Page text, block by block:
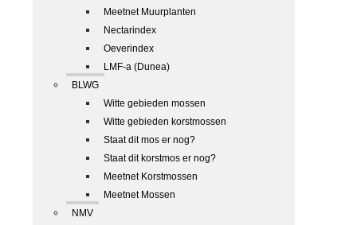
Meetnet Muurplanten
Nectarindex
Oeverindex
LMF-a (Dunea)
BLWG
Witte gebieden mossen
Witte gebieden korstmossen
Staat dit mos er nog?
Staat dit korstmos er nog?
Meetnet Korstmossen
Meetnet Mossen
NMV